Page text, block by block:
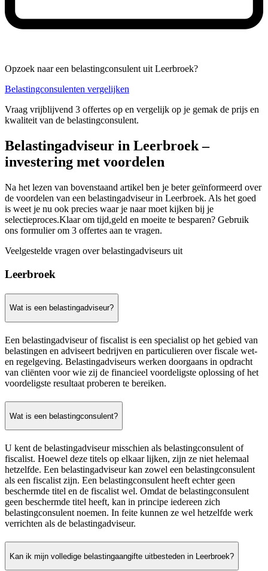
Opzoek naar een belastingconsulent uit Leerbroek?
Belastingconsulenten vergelijken
Vraag vrijblijvend 3 offertes op en vergelijk op je gemak de prijs en
kwaliteit van de belastingconsulent.
Belastingadviseur in Leerbroek –
investering met voordelen
Na het lezen van bovenstaand artikel ben je beter geïnformeerd over
de voordelen van een belastingadviseur in Leerbroek. Als het goed
is weet je nu ook precies waar je naar moet kijken bij je
selectieproces.Klaar om tijd,geld en moeite te besparen? Gebruik
ons formulier om 3 offertes aan te vragen.
Veelgestelde vragen over belastingadviseurs uit
Leerbroek
Wat is een belastingadviseur?
Een belastingadviseur of fiscalist is een specialist op het gebied van
belastingen en adviseert bedrijven en particulieren over fiscale wet-
en regelgeving. Belastingadviseurs werken doorgaans in opdracht
van cliënten voor wie zij de financieel voordeligste oplossing of het
voordeligste resultaat proberen te bereiken.
Wat is een belastingconsulent?
U kent de belastingadviseur misschien als belastingconsulent of
fiscalist. Hoewel deze titels op elkaar lijken, zijn ze niet helemaal
hetzelfde. Een belastingadviseur kan zowel een belastingconsulent
als een fiscalist zijn. Een belastingconsulent heeft echter geen
beschermde titel en de fiscalist wel. Omdat de belastingconsulent
geen beschermde titel heeft, kan in principe iedereen zich
belastingconsulent noemen. In feite kunnen ze wel hetzelfde werk
verrichten als de belastingadviseur.
Kan ik mijn volledige belastingaangifte uitbesteden in Leerbroek?